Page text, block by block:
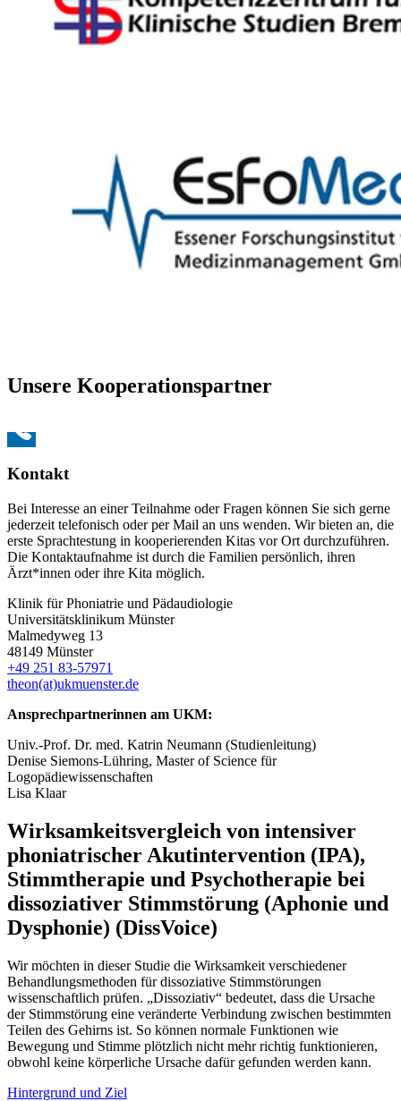
Unsere Kooperationspartner
Kontakt
Bei Interesse an einer Teilnahme oder Fragen können Sie sich gerne
jederzeit telefonisch oder per Mail an uns wenden. Wir bieten an, die
erste Sprachtestung in kooperierenden Kitas vor Ort durchzuführen.
Die Kontaktaufnahme ist durch die Familien persönlich, ihren
Ärzt*innen oder ihre Kita möglich.
Klinik für Phoniatrie und Pädaudiologie
Universitätsklinikum Münster
Malmedyweg 13
48149 Münster
+49 251 83-57971
theon(at)ukmuenster.de
Ansprechpartnerinnen am UKM:
Univ.-Prof. Dr. med. Katrin Neumann (Studienleitung)
Denise Siemons-Lühring, Master of Science für
Logopädiewissenschaften
Lisa Klaar
Wirksamkeitsvergleich von intensiver
phoniatrischer Akutintervention (IPA),
Stimmtherapie und Psychotherapie bei
dissoziativer Stimmstörung (Aphonie und
Dysphonie) (DissVoice)
Wir möchten in dieser Studie die Wirksamkeit verschiedener
Behandlungsmethoden für dissoziative Stimmstörungen
wissenschaftlich prüfen. „Dissoziativ“ bedeutet, dass die Ursache
der Stimmstörung eine veränderte Verbindung zwischen bestimmten
Teilen des Gehirns ist. So können normale Funktionen wie
Bewegung und Stimme plötzlich nicht mehr richtig funktionieren,
obwohl keine körperliche Ursache dafür gefunden werden kann.
Hintergrund und Ziel